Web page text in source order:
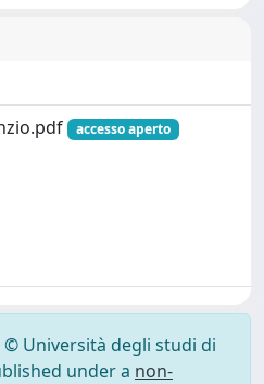
accesso aperto
Università degli studi di
under a non-